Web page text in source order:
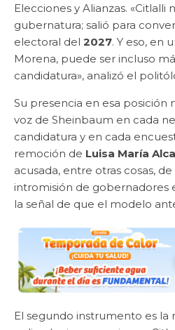
Elecciones y Alianzas. «Citlalli
gubernatura; salió para
electoral del 2027. Y eso, en
Morena, puede ser incluso
candidatura», analizó el
Su presencia en esa posición
voz de Sheinbaum en cada
candidatura y en cada
remoción de Luisa María
acusada, entre otras cosas,
intromisión de gobernadores
la señal de que el modelo
El segundo instrumento es la